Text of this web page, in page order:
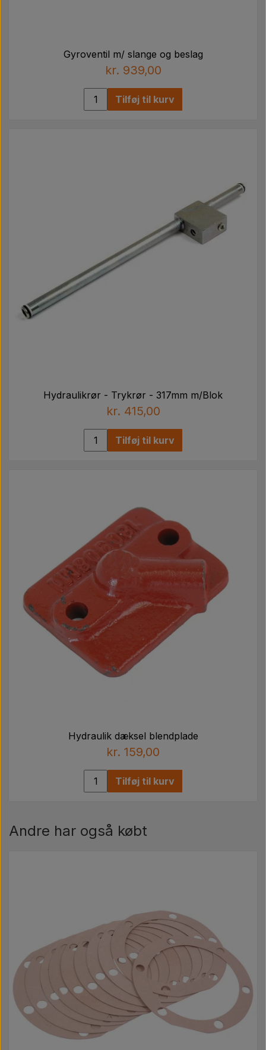
Gyroventil m/ slange og beslag
kr. 939,00
Tilføj til kurv
Hydraulikrør - Trykrør - 317mm m/Blok
kr. 415,00
Tilføj til kurv
Hydraulik dæksel blendplade
kr. 159,00
Tilføj til kurv
Andre har også købt